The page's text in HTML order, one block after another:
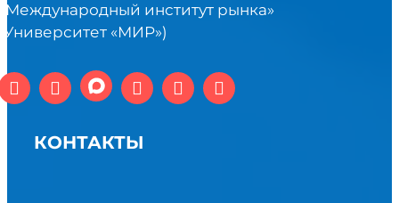
институт рынка»
«МИР»)
КОНТАКТЫ